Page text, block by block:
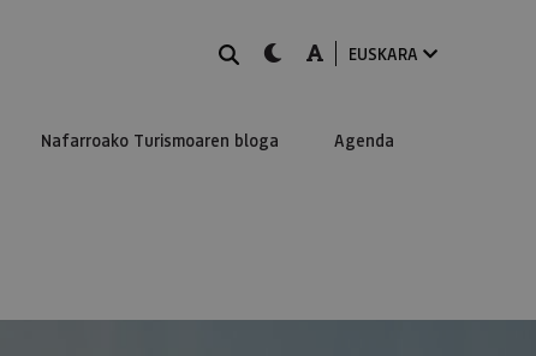
BILATUdark-mode
A-modeEUSKARA
Nafarroako Turismoaren bloga Agenda